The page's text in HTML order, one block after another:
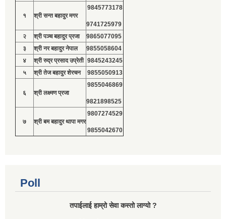
१ श्री सन्त बहादुर मगर
9845773178
9741725979
२
श्री पञ्च बहादुर प्रजा
9865077095
३
श्री नर बहादुर नेपाल
9855058604
४
श्री रुद्र प्रसाद उप्रेती 9845243245
५
श्री तेज बहादुर शेरचन 9855050913
६ श्री लक्ष्मण प्रजा
9855046869
9821898525
७ श्री बम बहादुर थापा मगर
9807274529
9855042670
Poll
तपाईलाई हाम्रो सेवा कस्तो लाग्यो ?